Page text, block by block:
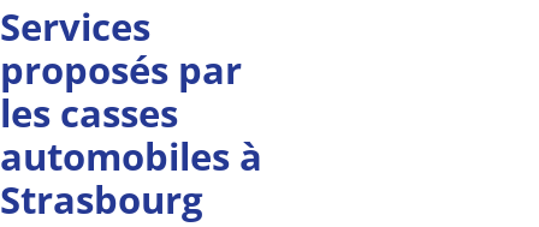
Services
proposés par
les casses
automobiles à
Strasbourg